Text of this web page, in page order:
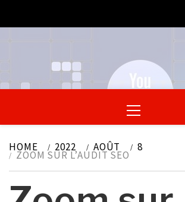
Menu
HOME 2022 AOÛT 8
ZOOM SUR L’AUDIT SEO